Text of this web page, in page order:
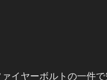
イヤーボルトの一件